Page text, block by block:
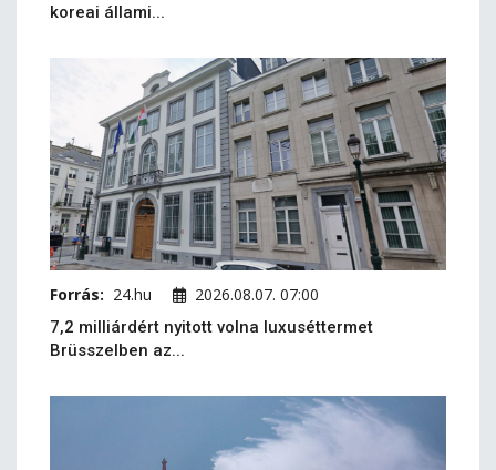
koreai állami...
Forrás: 24.hu 2026.08.07. 07:00
7,2 milliárdért nyitott volna luxuséttermet
Brüsszelben az...